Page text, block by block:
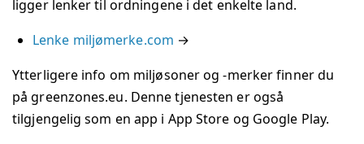
ligger lenker til ordningene i det enkelte land.
Lenke miljømerke.com →
Ytterligere info om miljøsoner og -merker finner du
på greenzones.eu. Denne tjenesten er også
tilgjengelig som en app i App Store og Google Play.